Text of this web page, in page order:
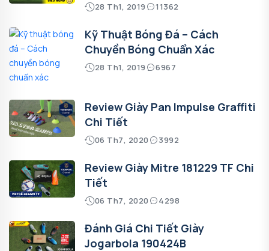
28 Th1, 2019 11362
Kỹ Thuật Bóng Đá – Cách
Chuyền Bóng Chuẩn Xác
28 Th1, 2019 6967
Review Giày Pan Impulse Graffiti
Chi Tiết
06 Th7, 2020 3992
Review Giày Mitre 181229 TF Chi
Tiết
06 Th7, 2020 4298
Đánh Giá Chi Tiết Giày
Jogarbola 190424B